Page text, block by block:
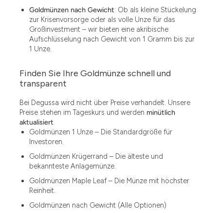
1.49
1.87
12.15
13.77
15.55
15.60
Goldmünzen nach Gewicht: Ob als kleine Stückelung
zur Krisenvorsorge oder als volle Unze für das
Großinvestment – wir bieten eine akribische
Aufschlüsselung nach Gewicht von 1 Gramm bis zur
1 Unze.
Finden Sie Ihre Goldmünze schnell und
transparent
Bei Degussa wird nicht über Preise verhandelt. Unsere
Preise stehen im Tageskurs und werden minütlich
aktualisiert.
Goldmünzen 1 Unze – Die Standardgröße für
Investoren.
Goldmünzen Krügerrand – Die älteste und
bekannteste Anlagemünze.
Goldmünzen Maple Leaf – Die Münze mit höchster
Reinheit.
Goldmünzen nach Gewicht (Alle Optionen)